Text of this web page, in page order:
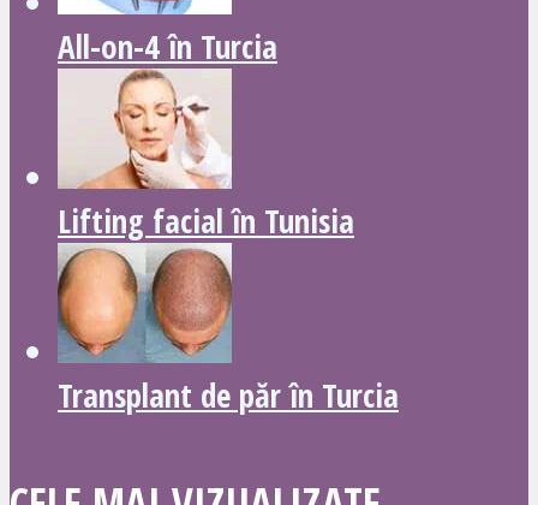
All-on-4 în Turcia
Lifting facial în Tunisia
Transplant de păr în Turcia